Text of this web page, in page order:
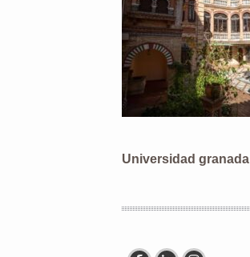
Universidad granada